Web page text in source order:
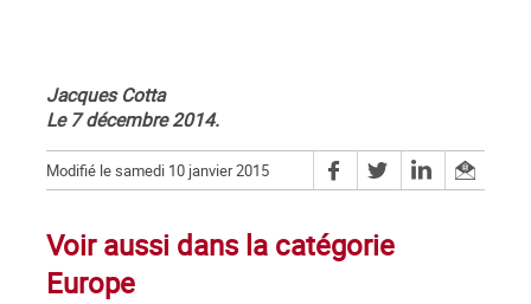
Jacques Cotta
Le 7 décembre 2014.
Modifié le samedi 10 janvier 2015
Voir aussi dans la catégorie
Europe